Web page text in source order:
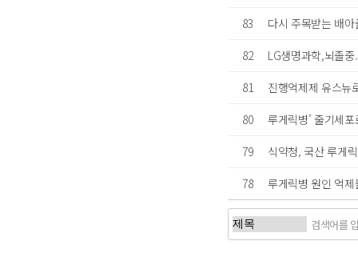
83
다시 주목받는 배
82
LG생명과학,뇌졸
81
진행억제제 유스뉴
80
루게릭병’ 줄기세
79
식약청, 국산 루게
78
루게릭병 원인 억제